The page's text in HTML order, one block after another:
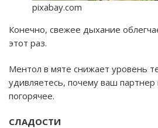
pixabay.com
Конечно, свежее дыхание
этот раз.
Ментол в мяте снижает уровень
удивляетесь, почему ваш партнер
погорячее.
СЛАДОСТИ